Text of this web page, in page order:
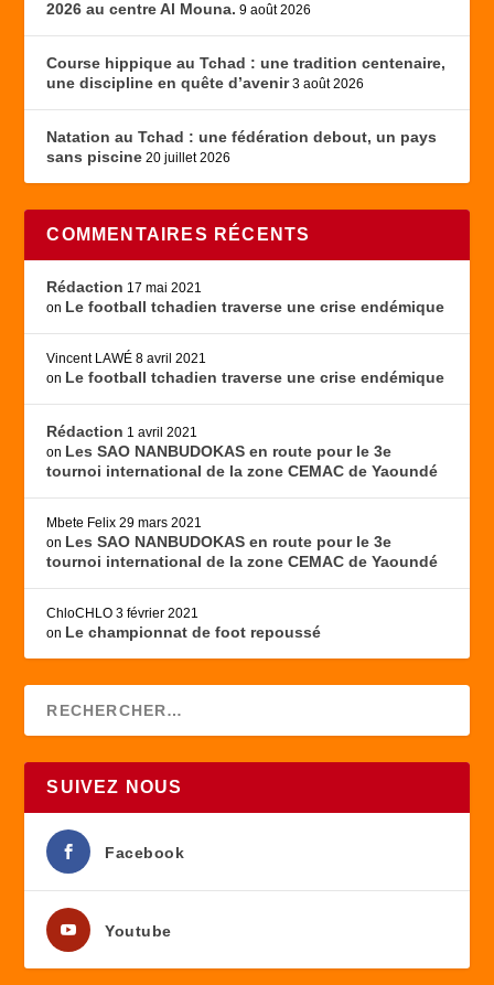
2026 au centre Al Mouna. 9 août 2026
Course hippique au Tchad : une tradition centenaire,
une discipline en quête d’avenir 3 août 2026
Natation au Tchad : une fédération debout, un pays
sans piscine 20 juillet 2026
COMMENTAIRES RÉCENTS
Rédaction 17 mai 2021
on Le football tchadien traverse une crise endémique
Vincent LAWÉ 8 avril 2021
on Le football tchadien traverse une crise endémique
Rédaction 1 avril 2021
on Les SAO NANBUDOKAS en route pour le 3e
tournoi international de la zone CEMAC de Yaoundé
Mbete Felix 29 mars 2021
on Les SAO NANBUDOKAS en route pour le 3e
tournoi international de la zone CEMAC de Yaoundé
ChloCHLO 3 février 2021
on Le championnat de foot repoussé
SUIVEZ NOUS
Facebook
Youtube